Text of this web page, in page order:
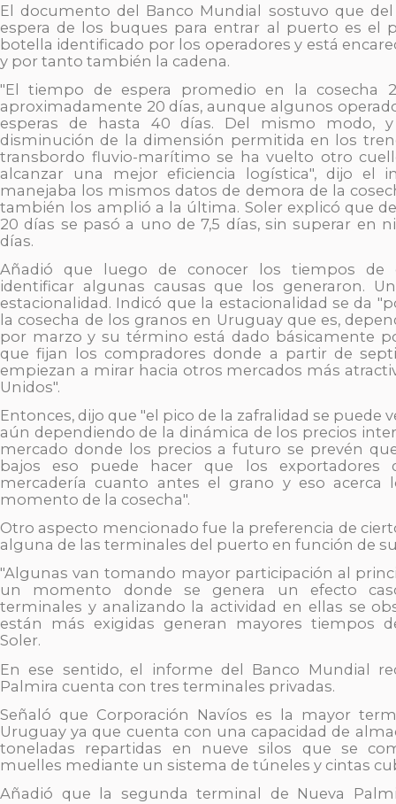
El documento del Banco Mundial sostuvo que
espera de los buques para entrar al puerto es el
botella identificado por los operadores y está
y por tanto también la cadena.
"El tiempo de espera promedio en la cosecha
aproximadamente 20 días, aunque algunos
esperas de hasta 40 días. Del mismo modo,
disminución de la dimensión permitida en los
transbordo fluvio-marítimo se ha vuelto otro
alcanzar una mejor eficiencia logística", dijo el
manejaba los mismos datos de demora de la
también los amplió a la última. Soler explicó que
20 días se pasó a uno de 7,5 días, sin superar en
días.
Añadió que luego de conocer los tiempos de
identificar algunas causas que los generaron.
estacionalidad. Indicó que la estacionalidad se da
la cosecha de los granos en Uruguay que es,
por marzo y su término está dado básicamente
que fijan los compradores donde a partir de
empiezan a mirar hacia otros mercados más
Unidos".
Entonces, dijo que "el pico de la zafralidad se puede
aún dependiendo de la dinámica de los precios
mercado donde los precios a futuro se prevén
bajos eso puede hacer que los exportadores
mercadería cuanto antes el grano y eso acerca
momento de la cosecha".
Otro aspecto mencionado fue la preferencia de
alguna de las terminales del puerto en función de
"Algunas van tomando mayor participación al
un momento donde se genera un efecto
terminales y analizando la actividad en ellas se
están más exigidas generan mayores tiempos
Soler.
En ese sentido, el informe del Banco Mundial
Palmira cuenta con tres terminales privadas.
Señaló que Corporación Navíos es la mayor
Uruguay ya que cuenta con una capacidad de
toneladas repartidas en nueve silos que se
muelles mediante un sistema de túneles y cintas
Añadió que la segunda terminal de Nueva